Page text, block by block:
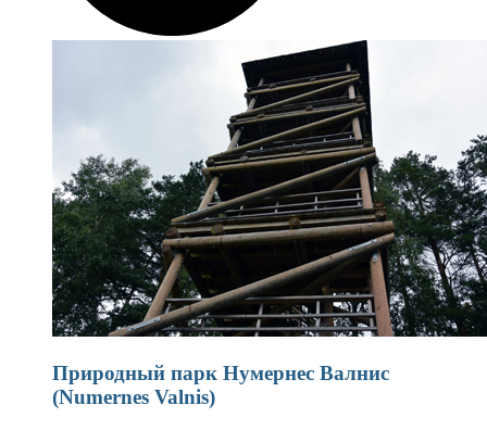
Природный парк Нумернес Валнис
(Numernes Valnis)